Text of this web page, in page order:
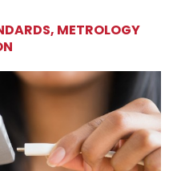
METROLOGY